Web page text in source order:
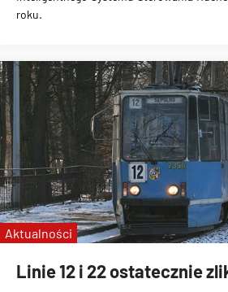
roku.
Linie 12 i 22 ostatecznie
Aktualności